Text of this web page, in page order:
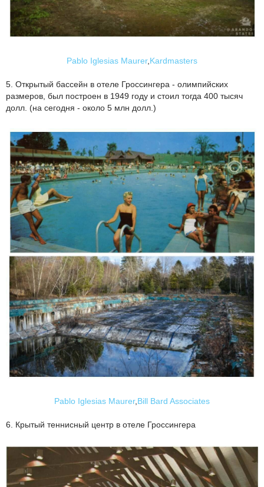
Pablo Iglesias Maurer, Kardmasters
5. Открытый бассейн в отеле Гроссингера - олимпийских
размеров, был построен в 1949 году и стоил тогда 400 тысяч
долл. (на сегодня - около 5 млн долл.)
Pablo Iglesias Maurer, Bill Bard Associates
6. Крытый теннисный центр в отеле Гроссингера